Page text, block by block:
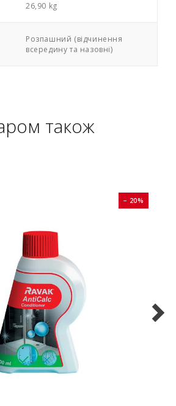
26,90 kg
Розпашний (відчинення
всередину та назовні)
також
− 20%